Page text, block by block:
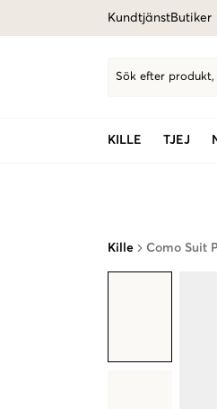
KundtjänstButiker
Sök efter
KILLE TJEJ
Kille Como Suit